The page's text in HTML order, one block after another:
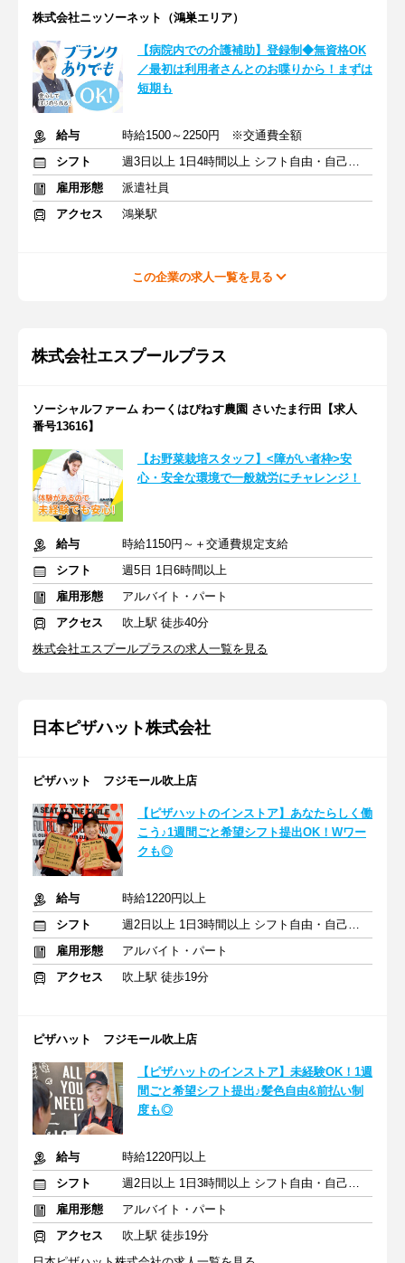
株式会社ニッソーネット（鴻巣エリア）
【病院内での介護補助】登録制◆無資格OK
／最初は利用者さんとのお喋りから！まずは
短期も
給与
時給1500～2250円 ※交通費全額
シフト
週3日以上 1日4時間以上 シフト自由・自己申告
雇用形態
派遣社員
アクセス
鴻巣駅
この企業の求人一覧を見る
株式会社エスプールプラス
ソーシャルファーム わーくはぴねす農園 さいたま行田【求人
番号13616】
【お野菜栽培スタッフ】<障がい者枠>安
心・安全な環境で一般就労にチャレンジ！
給与
時給1150円～＋交通費規定支給
シフト
週5日 1日6時間以上
雇用形態
アルバイト・パート
アクセス
吹上駅 徒歩40分
株式会社エスプールプラスの求人一覧を見る
日本ピザハット株式会社
ピザハット フジモール吹上店
【ピザハットのインストア】あなたらしく働
こう♪1週間ごと希望シフト提出OK！Wワー
クも◎
給与
時給1220円以上
シフト
週2日以上 1日3時間以上 シフト自由・自己申告
雇用形態
アルバイト・パート
アクセス
吹上駅 徒歩19分
ピザハット フジモール吹上店
【ピザハットのインストア】未経験OK！1週
間ごと希望シフト提出♪髪色自由&前払い制
度も◎
給与
時給1220円以上
シフト
週2日以上 1日3時間以上 シフト自由・自己申告
雇用形態
アルバイト・パート
アクセス
吹上駅 徒歩19分